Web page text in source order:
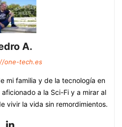
A.
one-tech.es
mi familia y de la tecnología en
a la Sci-Fi y a mirar al
vivir la vida sin remordimientos.